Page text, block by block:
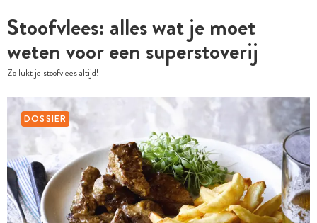
Stoofvlees: alles wat je moet
weten voor een superstoverij
Zo lukt je stoofvlees altijd!
DOSSIER